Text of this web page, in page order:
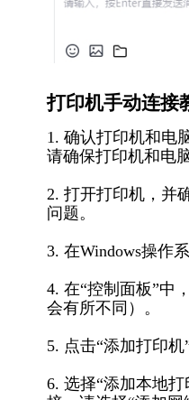
打印机手动连接
1. 确认打印机和电
请确保打印机和电
2. 打开打印机，并
问题。
3. 在Windows操作
4. 在“控制面板”中
会有所不同）。
5. 点击“添加打印机
6. 选择“添加本地